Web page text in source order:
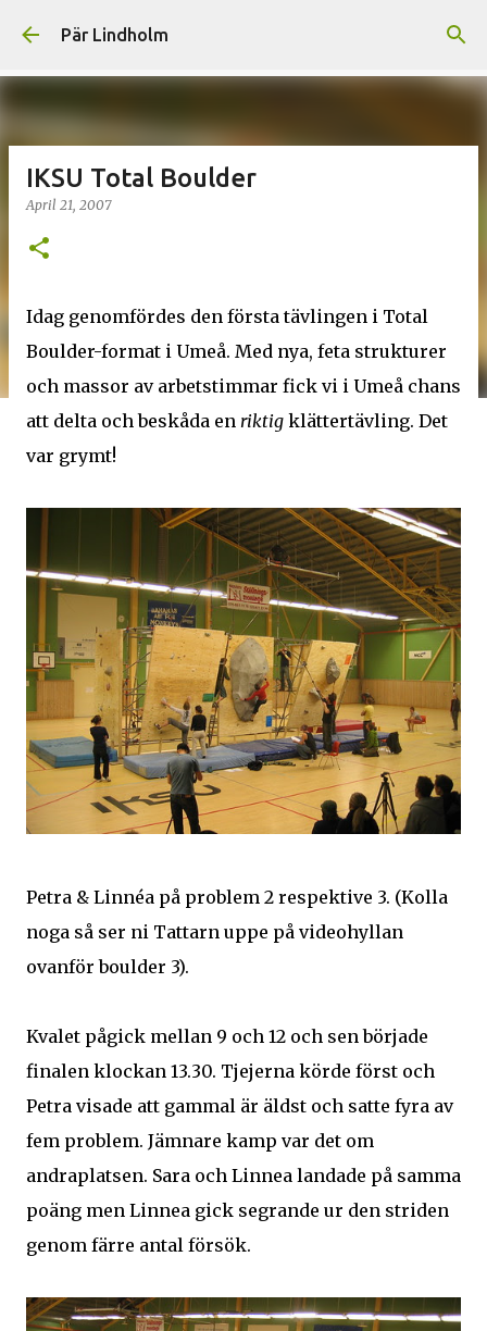
Skip to main content
Pär Lindholm
IKSU Total Boulder
April 21, 2007
Idag genomfördes den första tävlingen i Total
Boulder-format i Umeå. Med nya, feta strukturer
och massor av arbetstimmar fick vi i Umeå chans
att delta och beskåda en riktig klättertävling. Det
var grymt!
Petra & Linnéa på problem 2 respektive 3. (Kolla
noga så ser ni Tattarn uppe på videohyllan
ovanför boulder 3).
Kvalet pågick mellan 9 och 12 och sen började
finalen klockan 13.30. Tjejerna körde först och
Petra visade att gammal är äldst och satte fyra av
fem problem. Jämnare kamp var det om
andraplatsen. Sara och Linnea landade på samma
poäng men Linnea gick segrande ur den striden
genom färre antal försök.